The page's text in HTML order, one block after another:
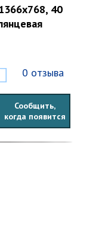
40
0 отзыва
Сообщить,
когда появится